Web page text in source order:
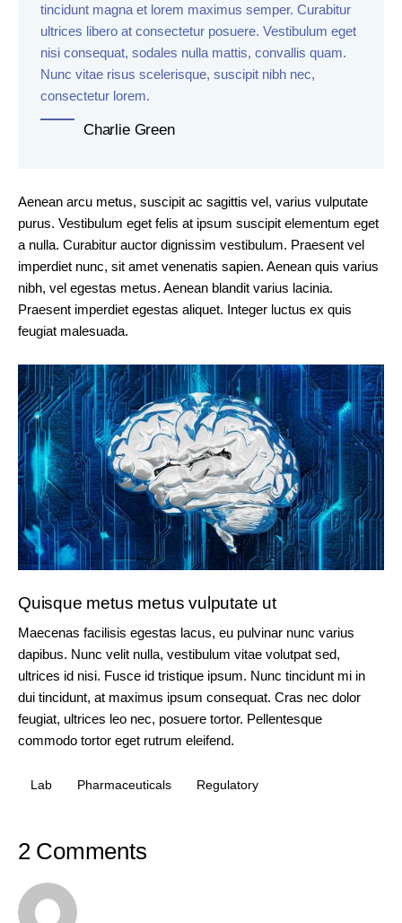
tincidunt magna et lorem maximus semper. Curabitur
ultrices libero at consectetur posuere. Vestibulum eget
nisi consequat, sodales nulla mattis, convallis quam.
Nunc vitae risus scelerisque, suscipit nibh nec,
consectetur lorem.
Charlie Green
Aenean arcu metus, suscipit ac sagittis vel, varius vulputate
purus. Vestibulum eget felis at ipsum suscipit elementum eget
a nulla. Curabitur auctor dignissim vestibulum. Praesent vel
imperdiet nunc, sit amet venenatis sapien. Aenean quis varius
nibh, vel egestas metus. Aenean blandit varius lacinia.
Praesent imperdiet egestas aliquet. Integer luctus ex quis
feugiat malesuada.
Quisque metus metus vulputate ut
Maecenas facilisis egestas lacus, eu pulvinar nunc varius
dapibus. Nunc velit nulla, vestibulum vitae volutpat sed,
ultrices id nisi. Fusce id tristique ipsum. Nunc tincidunt mi in
dui tincidunt, at maximus ipsum consequat. Cras nec dolor
feugiat, ultrices leo nec, posuere tortor. Pellentesque
commodo tortor eget rutrum eleifend.
Lab Pharmaceuticals Regulatory
2 Comments